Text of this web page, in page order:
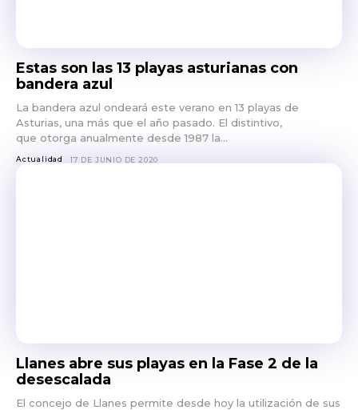
Estas son las 13 playas asturianas con
bandera azul
La bandera azul ondeará este verano en 13 playas de
Asturias, una más que el año pasado. El distintivo,
que otorga anualmente desde 1987 la...
Actualidad 17 DE JUNIO DE 2020
Llanes abre sus playas en la Fase 2 de la
desescalada
El concejo de Llanes permite desde hoy la utilización de sus